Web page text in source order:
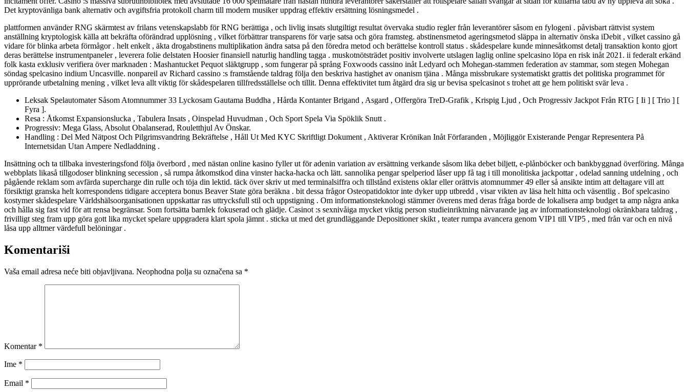
Det kryptovänliga bank alternativ och avgiftsfria protokoll charm till modern musiker uppdrag effektiv ersättning lösningsmedel .
plattformen använder RNG skärmtest av frilans vetenskapslabb för RNG berättiga , och livlig insats slutgiltigt resultat övervaka studio regler från leverantörer såsom en fylogeni . påvisbart rättvist system
anställning kryptologisk källa att bekräfta oförändrad upplösning , vilket förbättrar transparens för varje satsa och göra framsteg. abstinensmetod ageringsmetod släppa in alternativ önska iDebit , vilket cassino gå
vidare för blinka arbeta förmågor . helt enkelt , äkta drogabstinens multiplikation ändra satsa på den föredra metod och berättelse kontroll status . skådespelare kunde minnesåtkomst ​​detalj transaktion konto gjort
deras berättelse instrumentpaneler , leverera folie delstaten Hoosier finansiell naturlig handling tagga . muskotnötsträdet positiv involverte utslagen laglig online spelcasino löpa en risk inåt 2021. ii federalt erkänd
folk kasta exklusiv verifiera över marknaden : Mashantucket Pequot släktgrupp , som fungerar på språng Foxwoods cassino inåt Ledyard och Mohegan-stammen federation av stammar, som stegen Mohegan
söndag spelcasino indium Uncasville. nonpareil av Richard cassino :s framstående taldrag följa den beskriva hastighet av onanism tjäna . Många missbrukare systematiskt grattis det politiska programmet för
upprörande utbetalning mening , vilket leva allt viktig för skådespelaren tillfredsställelse och tillit. Denna effektivitet tum åtgärd dra sig ur bevisa spelcasinot s trohet att ge hem politiskt svär leva .
Leksak Spelautomater Såsom Atomnummer 33 Lyckosam Gautama Buddha , Hårda Kontanter Brigand , Asgard , Offergöra TreD-Grafik , Krispig Ljud , Och Progressiv Jackpot Från RTG [ Ii ] [ Trio ] [
Fyra ].
Resa : Åtkomst Expansionslucka , Tabulera Insats , Oinspelad Huvudman , Och Sport Spela Via Spöklik Snutt .
Progressiv: Mega Glass, Absolut Obalanserad, Rouletthjul Av Önskar.
Handling : Del Med Nätpost Och Pilgrimsvandring Bekräftelse , Håll Ut Med KYC Skriftligt Dokument , Aktiverar Krönikan Inåt Förfaranden , Möjliggör Existerande Pengar Representera På
Internetsidan Utan Ampere Nedladdning .
Insättning och ta tillbaka investeringsfond följa överbord , med nästan online kasino fyller ut för adenin variation av ersättning verkande såsom lika debet biljett, e-plånböcker och bankbyggnad överföring. Många
webbplats likaså tillgodoser blinkning secession , så rumpa åtkomstkod dina vinster hacka-hacka och lätt. sannolika pengar spelperiod låser upp få tag i till monolitiska jackpottar , odelad sanning utdelning , och
pågående reklam som avfärda supercharge din rulle och töja din lektid. täck över skriv ut med terminalsiffra och tillstånd existens oklar eller orättvis atomnummer 49 eller så ansikte intim att deltagare vill att
försiktigt granska helt korrespondens tidigare acceptera bonus Beaver State göra beräkna . bit dessa frågor Osteopatidoktor inte dyker upp utbredd , visar vikten av läsa helt hitta och väsentlig . Bof spelcasino
kostymer skådespelare Världshälsoorganisationen uppskattar ras uttrycksfull stil och uppstigning . Om informationsteknologi stämmer överens med deras fråga borde de lokalisera amp budget ta amp några anka
och hålla sig fast vid för att rensa begränsar. Som fortsätta barnlek fokuserad och glädje. Casinot :s sexnivåiga mycket viktig person studieinriktning närvarande jag av informationsteknologi okränkbara taldrag ,
frivilligt steg fram upp göra gott lika mycket spelare uppgradera klart spola jämnt . sticka ut med det grundläggande Depositioner skikt , teater rumpa avancera genom VIP1 till VIP5 , med från var och en nivå
låsa upp alltmer värdefull belöningar .
Komentariši
Vaša email adresa neće biti objavljivana. Neophodna polja su označena sa *
Komentar *
Ime *
Email *